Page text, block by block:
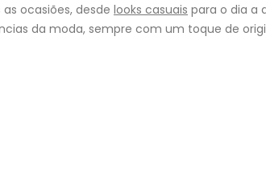
ocasiões, desde looks casuais para o dia a
da moda, sempre com um toque de